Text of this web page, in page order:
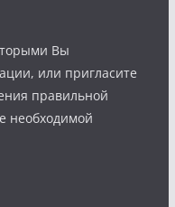
Вы
или пригласите
правильной
необходимой